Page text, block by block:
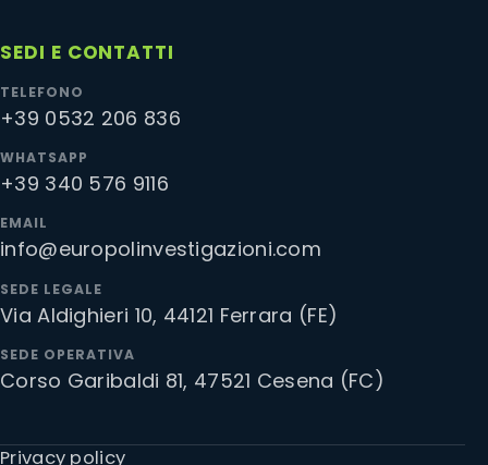
SEDI E CONTATTI
TELEFONO
+39 0532 206 836
WHATSAPP
+39 340 576 9116
EMAIL
info@europolinvestigazioni.com
SEDE LEGALE
Via Aldighieri 10, 44121 Ferrara (FE)
SEDE OPERATIVA
Corso Garibaldi 81, 47521 Cesena (FC)
Privacy policy